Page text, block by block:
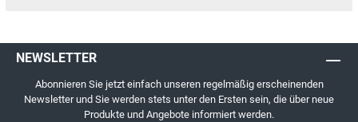
NEWSLETTER
Abonnieren Sie jetzt einfach unseren regelmäßig erscheinenden
Newsletter und Sie werden stets unter den Ersten sein, die über neue
Produkte und Angebote informiert werden.